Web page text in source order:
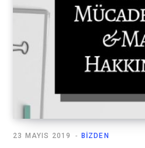
BIZDEN
23 MAYIS 2019